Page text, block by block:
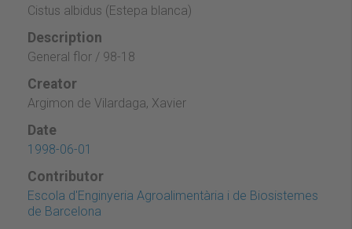
Cistus albidus (Estepa blanca)
Description
General flor / 98-18
Creator
Argimon de Vilardaga, Xavier
Date
1998-06-01
Contributor
Escola d'Enginyeria Agroalimentària i de Biosistemes
de Barcelona